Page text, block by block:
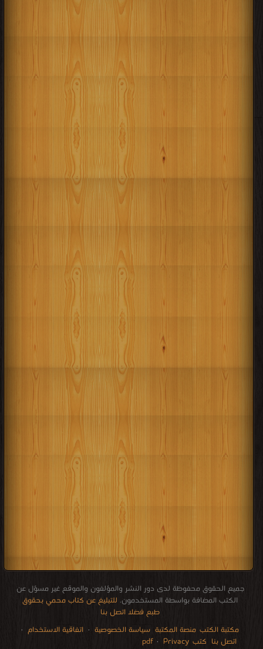
جميع الحقوق محفوظة لدى دور النشر والمؤلفون والموقع غير مسؤل عن
الكتب المضافة بواسطة المستخدمون. للتبليغ عن كتاب محمي بحقوق
طبع فضلا اتصل بنا
مكتبة الكتب منصة المكتبة سياسة الخصوصية · اتفاقية الاستخدام ·
اتصل بنا كتب pdf · Privacy